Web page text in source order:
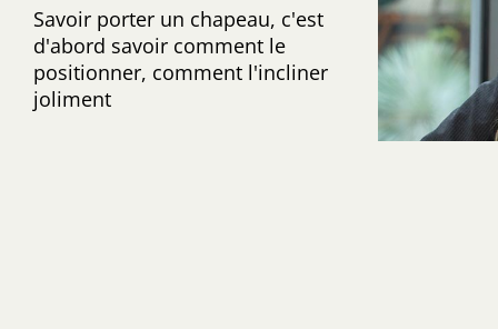
Savoir porter un chapeau, c'est
d'abord savoir comment le
positionner, comment l'incliner
joliment